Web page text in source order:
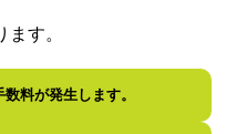
す。
料が発生します。